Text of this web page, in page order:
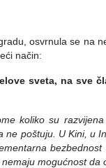
osvrnula se na
način:
sveta, na sve
koliko su razvijena
ne poštuju. U Kini, u
bezbednost
mogućnost da